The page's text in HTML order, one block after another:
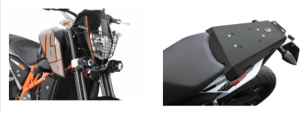
e
n
Abecedně
ý
p
i